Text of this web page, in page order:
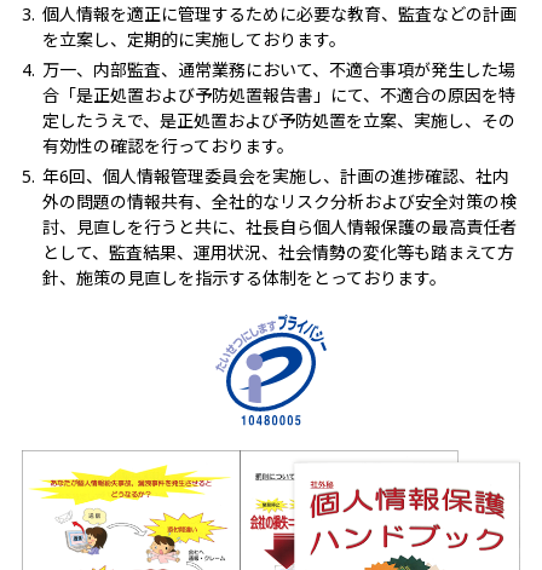
個人情報を適正に管理するために必要な教育、監査などの計画
を立案し、定期的に実施しております。
万一、内部監査、通常業務において、不適合事項が発生した場
合「是正処置および予防処置報告書」にて、不適合の原因を特
定したうえで、是正処置および予防処置を立案、実施し、その
有効性の確認を行っております。
年6回、個人情報管理委員会を実施し、計画の進捗確認、社内
外の問題の情報共有、全社的なリスク分析および安全対策の検
討、見直しを行うと共に、社長自ら個人情報保護の最高責任者
として、監査結果、運用状況、社会情勢の変化等も踏まえて方
針、施策の見直しを指示する体制をとっております。